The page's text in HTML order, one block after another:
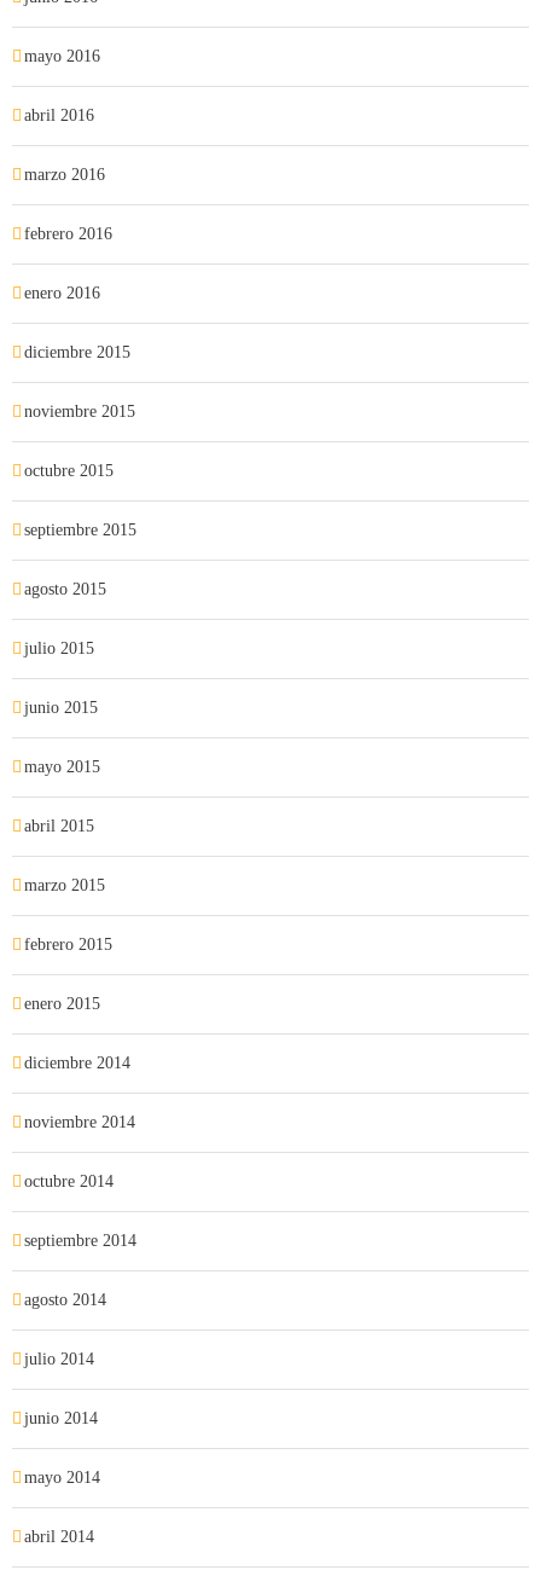
mayo 2016
abril 2016
marzo 2016
febrero 2016
enero 2016
diciembre 2015
noviembre 2015
octubre 2015
septiembre 2015
agosto 2015
julio 2015
junio 2015
mayo 2015
abril 2015
marzo 2015
febrero 2015
enero 2015
diciembre 2014
noviembre 2014
octubre 2014
septiembre 2014
agosto 2014
julio 2014
junio 2014
mayo 2014
abril 2014